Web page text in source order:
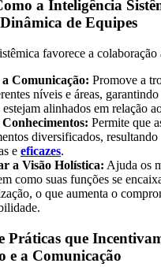
a Inteligência
de Equipes
favorece a colaboração
Comunicação: Promove a
níveis e áreas,
alinhados em relação
Permite que
diversificados, resultando
e eficazes.
a Visão Holística: Ajuda os
como suas funções se
o que aumenta o
Práticas que
e a Comunicação